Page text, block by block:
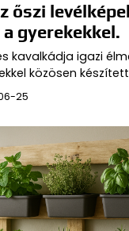
őszi
gyerekekkel.
kavalkádja igazi
közösen
25